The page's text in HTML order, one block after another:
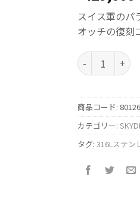
スイス軍のパ
オッチの復刻
スカイダイバー
商品コード:
カテゴリー:
タグ:316Lステン